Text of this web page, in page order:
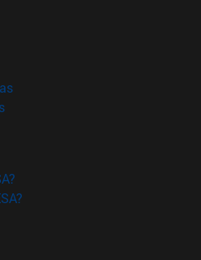
ventana)
(abre en nueva ventana)
(abre en nueva ventana)